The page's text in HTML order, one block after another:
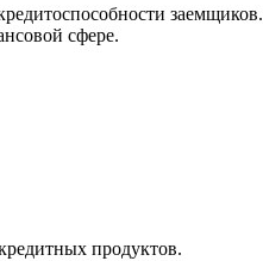
заемщиков.
сфере.
продуктов.